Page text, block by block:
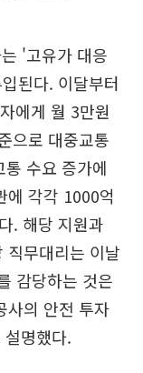
'고유가 대응
된다. 이달부터
에게 월 3만원
으로 대중교통
수요 증가에
에 각각 1000억
. 해당 지원과
직무대리는 이날
감당하는 것은
사의 안전 투자
명했다.